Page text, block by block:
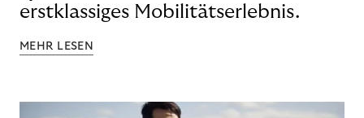
erstklassiges Mobilitätserlebnis.
MEHR LESEN